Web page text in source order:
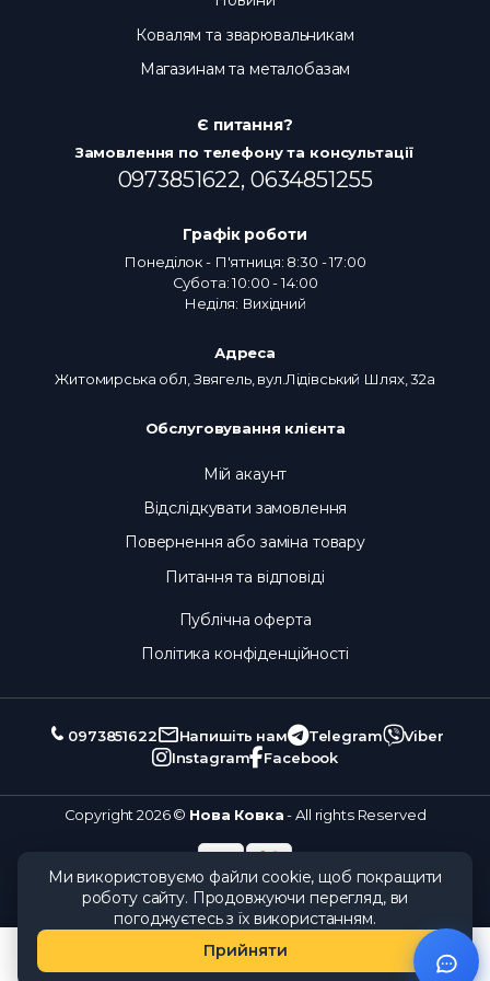
Ковалям та зварювальникам
Магазинам та металобазам
Є питання?
Замовлення по телефону та консультації
0973851622, 0634851255
Графік роботи
Понеділок - П'ятниця: 8:30 - 17:00
Субота: 10:00 - 14:00
Неділя: Вихідний
Адреса
Житомирська обл, Звягель, вул.Лідівський Шлях, 32а
Обслуговування клієнта
Мій акаунт
Відслідкувати замовлення
Повернення або заміна товару
Питання та відповіді
Публічна оферта
Політика конфіденційності
0973851622 Напишіть нам Telegram
Viber
Instagram
Facebook
Copyright 2026 © Нова Ковка- All rights Reserved
Ми використовуємо файли cookie, щоб покращити
роботу сайту. Продовжуючи перегляд, ви
погоджуєтесь з їх використанням.
Прийняти